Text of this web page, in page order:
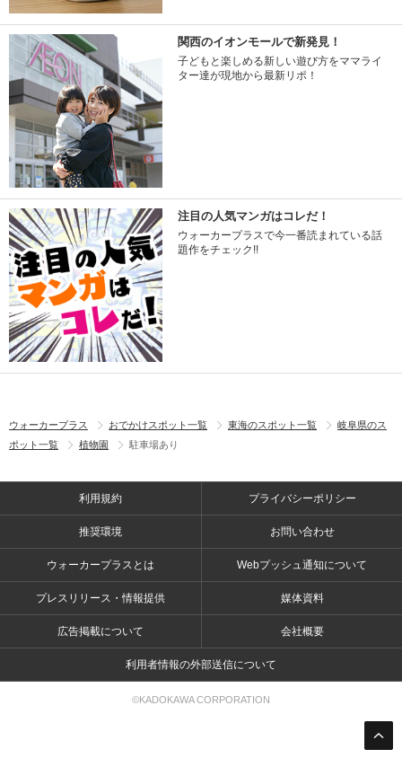
関西のイオンモールで新発見！
子どもと楽しめる新しい遊び方をママライ
ター達が現地から最新リポ！
注目の人気マンガはコレだ！
ウォーカープラスで今一番読まれている話
題作をチェック!!
ウォーカープラス おでかけスポット一覧 東海のスポット一覧
岐阜県のス
ポット一覧
植物園 駐車場あり
利用規約 プライバシーポリシー
推奨環境 お問い合わせ
ウォーカープラスとは Webプッシュ通知について
プレスリリース・情報提供 媒体資料
広告掲載について 会社概要
利用者情報の外部送信について
©KADOKAWA CORPORATION